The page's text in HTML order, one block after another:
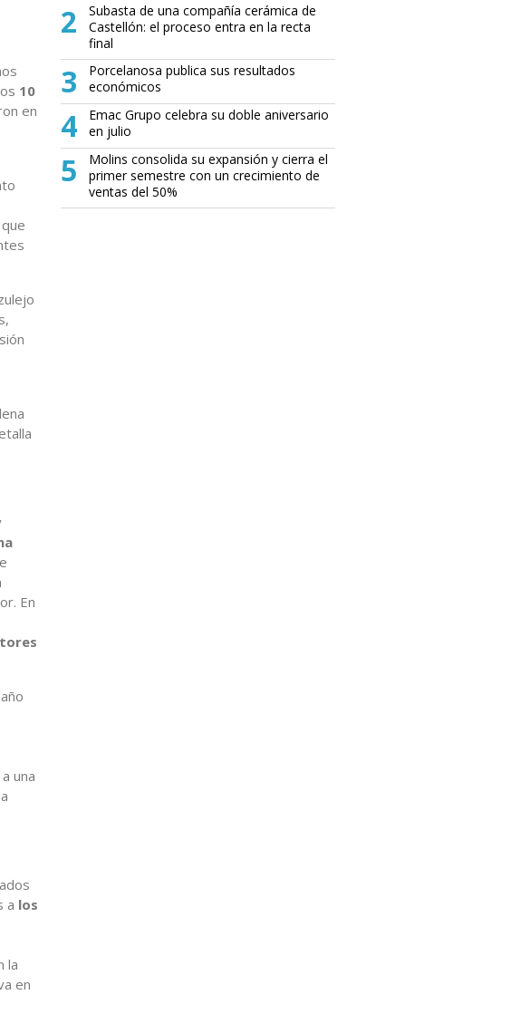
10
en
En
una
a los
la
en
2
Subasta de una compañía cerámica de
Castellón: el proceso entra en la recta
final
3
Porcelanosa publica sus resultados
económicos
4
Emac Grupo celebra su doble aniversario
en julio
5
Molins consolida su expansión y cierra el
primer semestre con un crecimiento de
ventas del 50%